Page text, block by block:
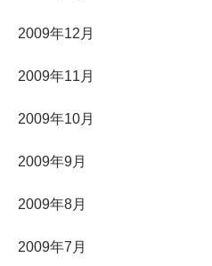
2009年12月
2009年11月
2009年10月
2009年9月
2009年8月
2009年7月